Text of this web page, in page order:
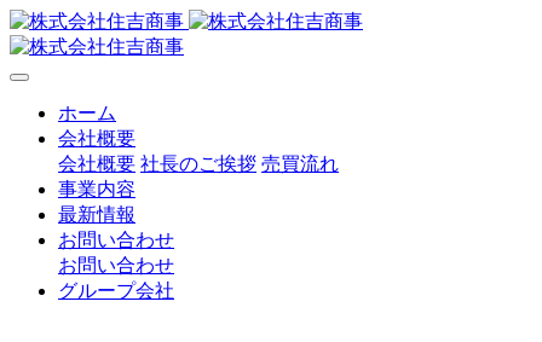
ホーム
会社概要
会社概要 社長のご挨拶 売買流れ
事業内容
最新情報
お問い合わせ
お問い合わせ
グループ会社